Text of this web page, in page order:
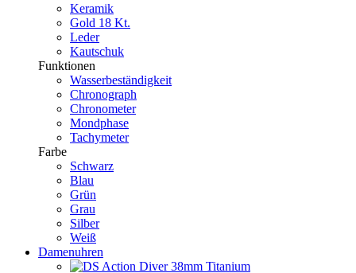
Keramik
Gold 18 Kt.
Leder
Kautschuk
Funktionen
Wasserbeständigkeit
Chronograph
Chronometer
Mondphase
Tachymeter
Farbe
Schwarz
Blau
Grün
Grau
Silber
Weiß
Damenuhren